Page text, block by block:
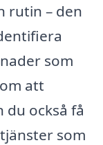
rutin – den
som
att
också få
som